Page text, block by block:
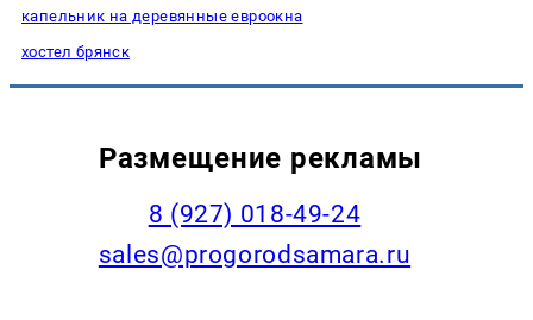
капельник на деревянные евроокна
хостел брянск
Размещение рекламы
8 (927) 018-49-24
sales@progorodsamara.ru